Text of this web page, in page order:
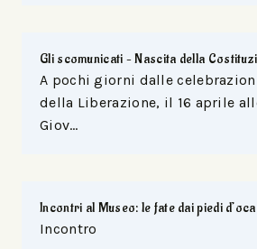
Gli scomunicati – Nascita della
A pochi giorni dalle
della Liberazione, il 16 aprile
Giov…
Incontri al Museo: le fate dai piedi d’oca
Incontro